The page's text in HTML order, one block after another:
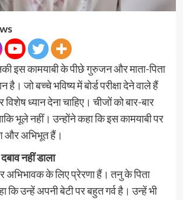
इस कामयाबी के पीछे गुरुजन और माता-पिता
है। जो बच्चे भविष्य में बोर्ड परीक्षा देने वाले हैं
ध्यान देना चाहिए। चीजों को बार-बार
भूले नहीं। उन्होंने कहा कि इस कामयाबी पर
और अभिभूत हैं।
नहीं डाला
अभिभावक के लिए प्रेरणा हैं। तनु के पिता
कि उन्हें अपनी बेटी पर बहुत गर्व है। उन्हें भी